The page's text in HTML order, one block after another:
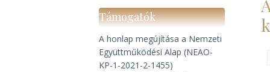
Támogatók
A honlap megújítása a Nemzeti
Együttműködési Alap (NEAO-
KP-1-2021-2-1455)